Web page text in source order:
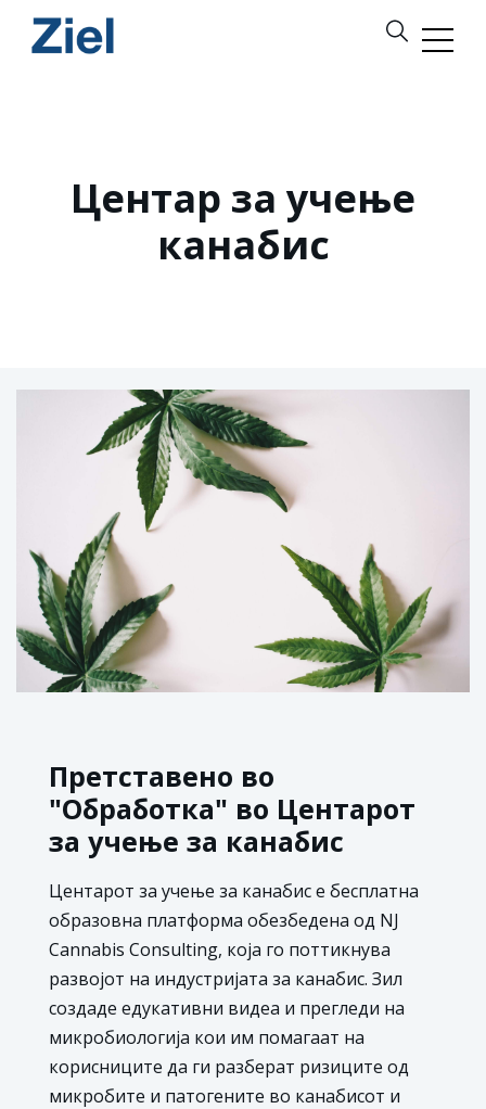
Центар за учење
канабис
Претставено во
"Обработка" во Центарот
за учење за канабис
Центарот за учење за канабис е бесплатна
образовна платформа обезбедена од NJ
Cannabis Consulting, која го поттикнува
развојот на индустријата за канабис. Зил
создаде едукативни видеа и прегледи на
микробиологија кои им помагаат на
корисниците да ги разберат ризиците од
микробите и патогените во канабисот и